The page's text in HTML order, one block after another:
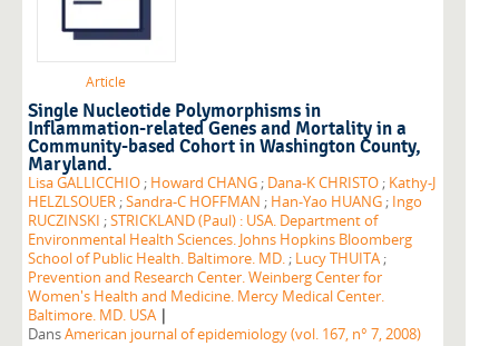
Article
Single Nucleotide Polymorphisms in
Inflammation-related Genes and Mortality in a
Community-based Cohort in Washington County,
Maryland.
Lisa GALLICCHIO ; Howard CHANG ; Dana-K CHRISTO ; Kathy-J
HELZLSOUER ;Sandra-C HOFFMAN ; Han-Yao HUANG ; Ingo
RUCZINSKI ;STRICKLAND (Paul) : USA. Department of
Environmental Health Sciences. Johns Hopkins Bloomberg
School of Public Health. Baltimore. MD. ; Lucy THUITA ;
Prevention and Research Center. Weinberg Center for
Women's Health and Medicine. Mercy Medical Center.
Baltimore. MD. USA |
DansAmerican journal of epidemiology (vol. 167, n° 7, 2008)